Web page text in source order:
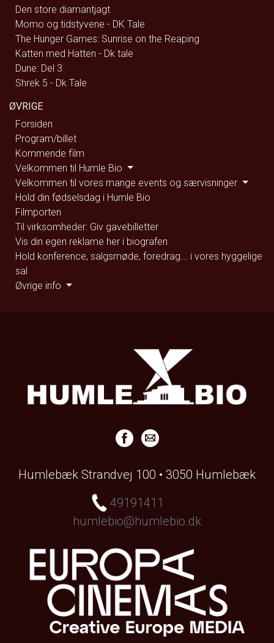
Den store diamantjagt
Momo og tidstyvene - DK Tale
The Hunger Games: Sunrise on the Reaping
Katten med Hatten - Dk tale
Dune: Del 3
Shrek 5 - Dk Tale
ØVRIGE
Forsiden
Program/billet
Kommende film
Velkommen til Humle Bio
Velkommen til vores mange events og særvisninger
Hold din fødselsdag i Humle Bio
Filmporten
Til virksomheder: Giv gavebilletter
Vis din egen reklame her i biografen
Hold konference, salgsmøde, foredrag... i vores hyggelige
sal
Øvrige info
Humlebæk Strandvej 100 • 3050 Humlebæk
49191411
humlebio@humlebio.dk